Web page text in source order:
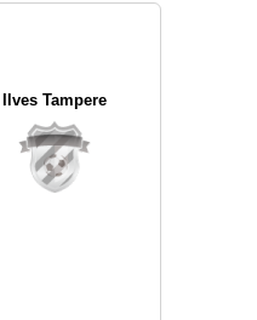
Ilves Tampere